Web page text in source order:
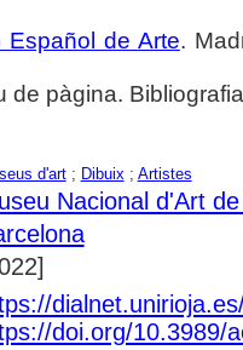
Español de Arte.
de pàgina.
d'art; Dibuix; Artistes
Nacional d'Art
doi.org/10.3989/